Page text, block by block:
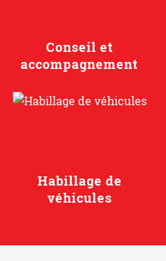
Conseil et
accompagnement
Habillage de
véhicules